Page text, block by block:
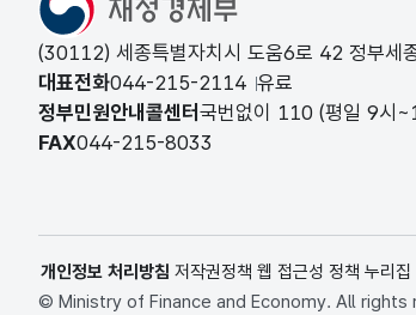
(30112) 세종특별자치시 도움6로 42 정부세
대표전화044-215-2114 유료
정부민원안내콜센터 국번없이 110 (평일 9시
FAX044-215-8033
개인정보 처리방침 저작권정책 웹 접근성 정책 누리집
© Ministry of Finance and Economy. All rights